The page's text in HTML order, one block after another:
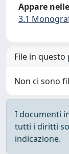
Appare
3.1
File in
Non ci sono
I documenti
tutti i diritti
indicazione.